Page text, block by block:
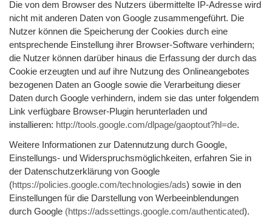
Die von dem Browser des Nutzers übermittelte IP-Adresse wird
nicht mit anderen Daten von Google zusammengeführt. Die
Nutzer können die Speicherung der Cookies durch eine
entsprechende Einstellung ihrer Browser-Software verhindern;
die Nutzer können darüber hinaus die Erfassung der durch das
Cookie erzeugten und auf ihre Nutzung des Onlineangebotes
bezogenen Daten an Google sowie die Verarbeitung dieser
Daten durch Google verhindern, indem sie das unter folgendem
Link verfügbare Browser-Plugin herunterladen und
installieren: http://tools.google.com/dlpage/gaoptout?hl=de.
Weitere Informationen zur Datennutzung durch Google,
Einstellungs- und Widerspruchsmöglichkeiten, erfahren Sie in
der Datenschutzerklärung von Google
(https://policies.google.com/technologies/ads) sowie in den
Einstellungen für die Darstellung von Werbeeinblendungen
durch Google (https://adssettings.google.com/authenticated).